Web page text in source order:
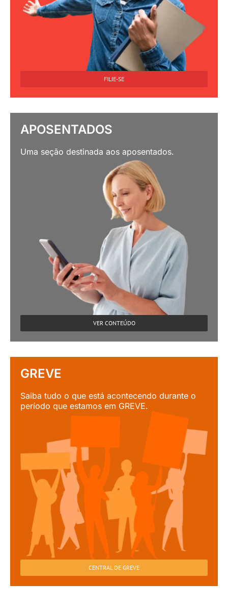
FILIE-SE
APOSENTADOS
Uma seção destinada aos aposentados.
VER CONTEÚDO
GREVE
Saiba tudo o que está acontecendo durante o
período que estamos em GREVE.
CENTRAL DE GREVE